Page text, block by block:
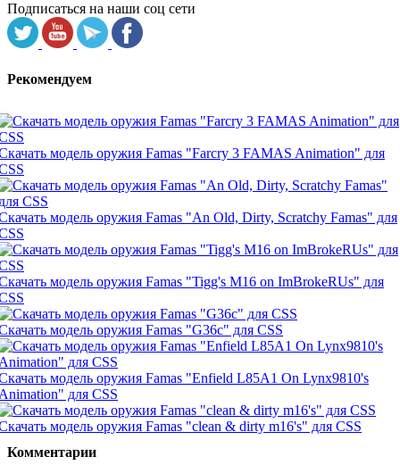
Подписаться на наши соц сети
Рекомендуем
модель оружия Famas "Farcry 3 FAMAS Animation" для
модель оружия Famas "An Old, Dirty, Scratchy Famas" для
модель оружия Famas "Tigg's M16 on ImBrokeRUs" для
модель оружия Famas "G36c" для CSS
модель оружия Famas "Enfield L85A1 On Lynx9810's
для CSS
модель оружия Famas "clean & dirty m16's" для CSS
Комментарии